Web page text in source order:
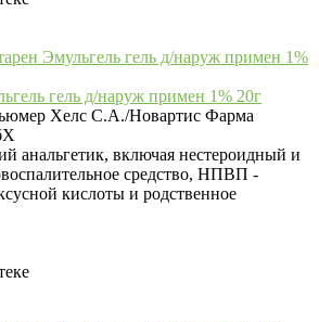
гель д/наруж примен 1% 20г
Хелс С.А./Новартис Фарма
анальгетик, включая нестероидный и
средство, НПВП -
кислоты и родственное